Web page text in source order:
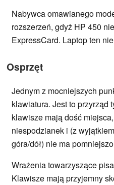
Nabywca omawianego
rozszerzeń, gdyż HP 450
ExpressCard. Laptop ten
Osprzęt
Jednym z mocniejszych
klawiatura. Jest to przyrząd
klawisze mają dość
niespodzianek i (z
góra/dół) nie ma
Wrażenia towarzyszące
Klawisze mają przyjemny